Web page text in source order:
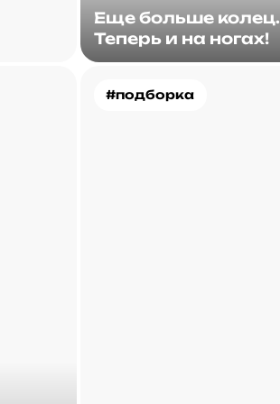
Еще больше колец.
Теперь и на ногах!
#подборка